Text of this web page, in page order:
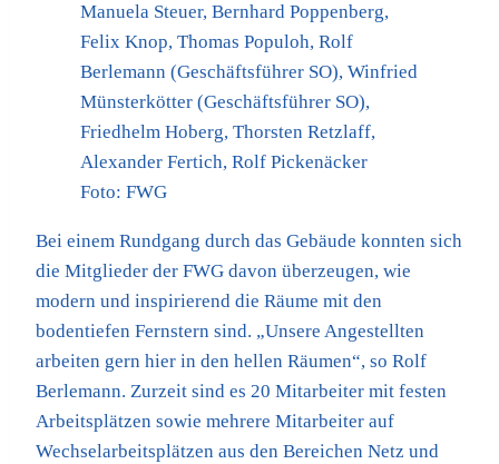
Manuela Steuer, Bernhard Poppenberg,
Felix Knop, Thomas Populoh, Rolf
Berlemann (Geschäftsführer SO), Winfried
Münsterkötter (Geschäftsführer SO),
Friedhelm Hoberg, Thorsten Retzlaff,
Alexander Fertich, Rolf Pickenäcker
Foto: FWG
Bei einem Rundgang durch das Gebäude konnten sich
die Mitglieder der FWG davon überzeugen, wie
modern und inspirierend die Räume mit den
bodentiefen Fernstern sind. „Unsere Angestellten
arbeiten gern hier in den hellen Räumen“, so Rolf
Berlemann. Zurzeit sind es 20 Mitarbeiter mit festen
Arbeitsplätzen sowie mehrere Mitarbeiter auf
Wechselarbeitsplätzen aus den Bereichen Netz und